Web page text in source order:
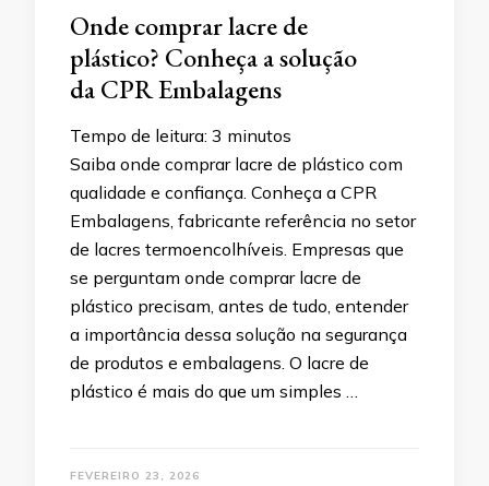
Onde comprar lacre de
plástico? Conheça a solução
da CPR Embalagens
Tempo de leitura: 3 minutos
Saiba onde comprar lacre de plástico com
qualidade e confiança. Conheça a CPR
Embalagens, fabricante referência no setor
de lacres termoencolhíveis. Empresas que
se perguntam onde comprar lacre de
plástico precisam, antes de tudo, entender
a importância dessa solução na segurança
de produtos e embalagens. O lacre de
plástico é mais do que um simples …
FEVEREIRO 23, 2026